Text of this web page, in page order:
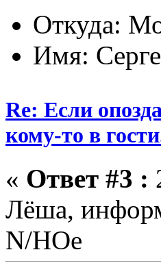
Откуда:
Имя:
Re: Если
кому-то в
« Ответ #3 :
Лёша,
N/НОе